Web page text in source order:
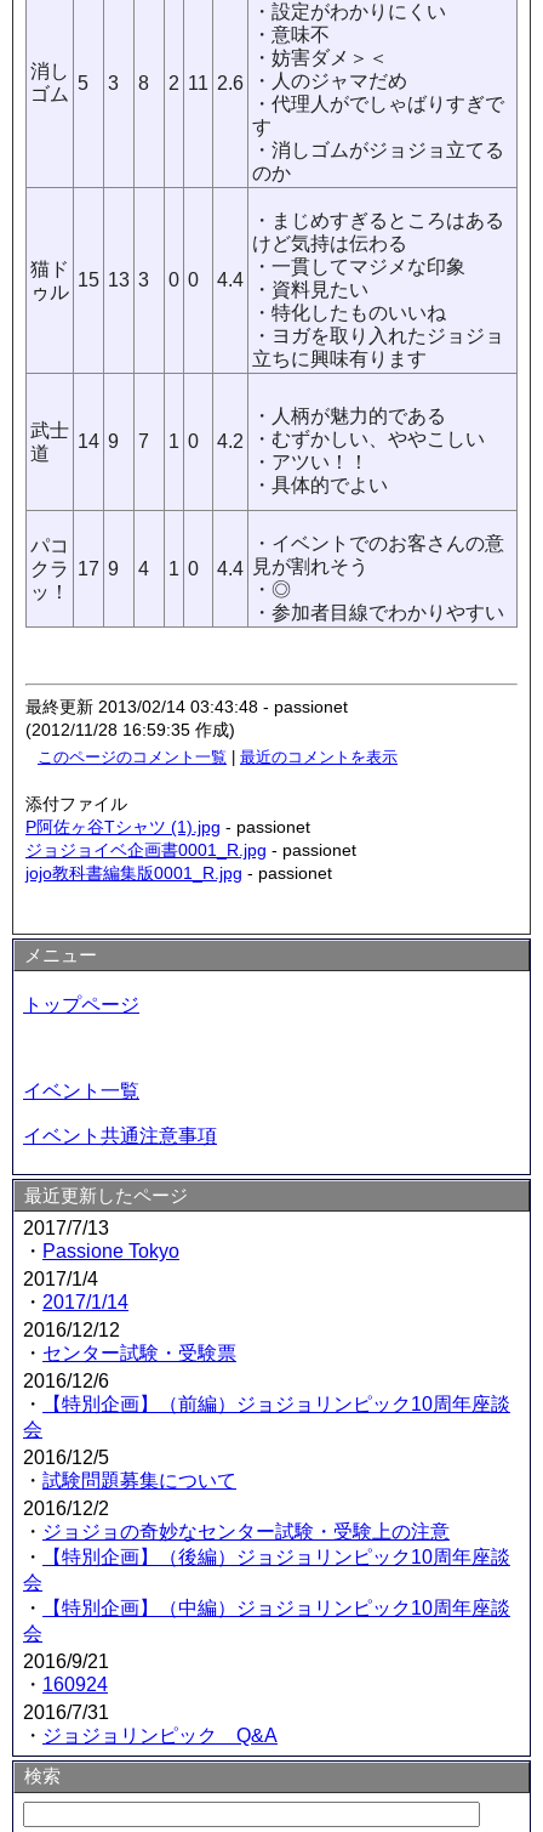
消し
ゴム
5 3 8 2 11 2.6
・設定がわかりにくい
・意味不
・妨害ダメ＞＜
・人のジャマだめ
・代理人がでしゃばりすぎで
す
・消しゴムがジョジョ立てる
のか
猫ド
ゥル
15 13 3 0 0 4.4
・まじめすぎるところはある
けど気持は伝わる
・一貫してマジメな印象
・資料見たい
・特化したものいいね
・ヨガを取り入れたジョジョ
立ちに興味有ります
武士
道
14 9 7 1 0 4.2
・人柄が魅力的である
・むずかしい、ややこしい
・アツい！！
・具体的でよい
パコ
クラ
ッ！
17 9 4 1 0 4.4
・イベントでのお客さんの意
見が割れそう
・◎
・参加者目線でわかりやすい
最終更新 2013/02/14 03:43:48 - passionet
(2012/11/28 16:59:35 作成)
このページのコメント一覧 最近のコメントを表示
添付ファイル
P阿佐ヶ谷Tシャツ (1).jpg - passionet
ジョジョイベ企画書0001_R.jpg - passionet
jojo教科書編集版0001_R.jpg - passionet
メニュー
トップページ
イベント一覧
イベント共通注意事項
最近更新したページ
2017/7/13
・ Passione Tokyo
2017/1/4
・ 2017/1/14
2016/12/12
・ センター試験・受験票
2016/12/6
・
【特別企画】（前編）ジョジョリンピック10周年座談
会
2016/12/5
・ 試験問題募集について
2016/12/2
・ ジョジョの奇妙なセンター試験・受験上の注意
・
【特別企画】（後編）ジョジョリンピック10周年座談
会
・
【特別企画】（中編）ジョジョリンピック10周年座談
会
2016/9/21
・ 160924
2016/7/31
・ ジョジョリンピック Q&A
検索